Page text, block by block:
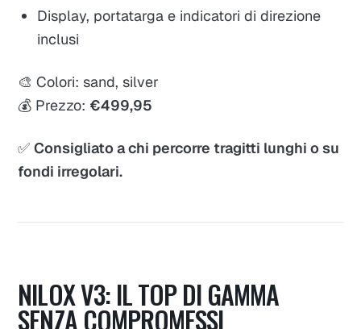
Display, portatarga e indicatori di direzione
inclusi
🎨 Colori: sand, silver
💰 Prezzo: €499,95
✅Consigliato a chi percorre tragitti lunghi o su
fondi irregolari.
NILOX V3: IL TOP DI GAMMA
SENZA COMPROMESSI